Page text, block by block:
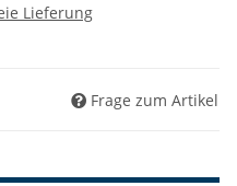
Lieferung
Frage zum Artikel